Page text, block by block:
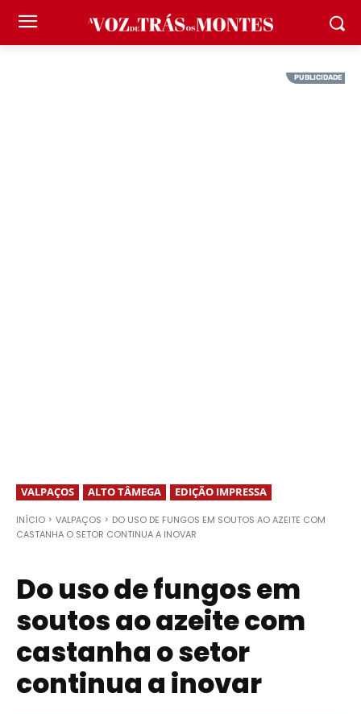
VALPAÇOS ALTO TÂMEGA EDIÇÃO IMPRESSA
INÍCIO VALPAÇOS
DO USO DE FUNGOS EM SOUTOS AO AZEITE COM
CASTANHA O SETOR CONTINUA A INOVAR
Do uso de fungos em
soutos ao azeite com
castanha o setor
continua a inovar